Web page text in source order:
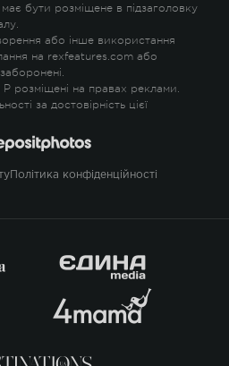
бути розміщене в підзаголовку
або інше використання
на rexfeatures.com або
P розміщені на правах реклами.
за достовірність цієї
Політика конфіденційності